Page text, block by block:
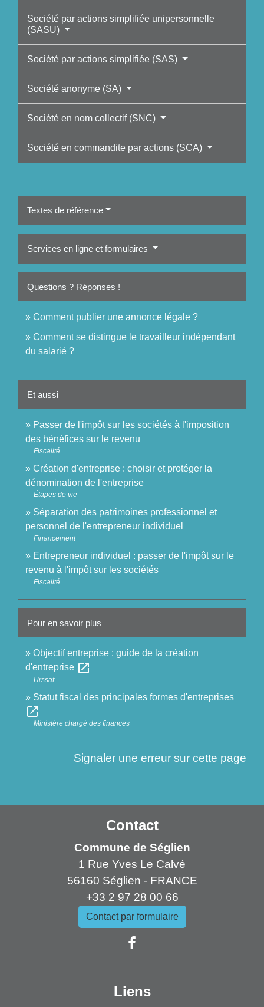
Société par actions simplifiée unipersonnelle
(SASU)
Société par actions simplifiée (SAS)
Société anonyme (SA)
Société en nom collectif (SNC)
Société en commandite par actions (SCA)
Textes de référence
Services en ligne et formulaires
Questions ? Réponses !
Comment publier une annonce légale ?
Comment se distingue le travailleur indépendant
du salarié ?
Et aussi
Passer de l'impôt sur les sociétés à l'imposition
des bénéfices sur le revenu
Fiscalité
Création d'entreprise : choisir et protéger la
dénomination de l'entreprise
Étapes de vie
Séparation des patrimoines professionnel et
personnel de l'entrepreneur individuel
Financement
Entrepreneur individuel : passer de l'impôt sur le
revenu à l'impôt sur les sociétés
Fiscalité
Pour en savoir plus
Objectif entreprise : guide de la création
d'entreprise open_in_new
Urssaf
Statut fiscal des principales formes d'entreprises
open_in_new
Ministère chargé des finances
Signaler une erreur sur cette page
Contact
Commune de Séglien
1 Rue Yves Le Calvé
56160 Séglien - FRANCE
+33 2 97 28 00 66
Contact par formulaire
Liens